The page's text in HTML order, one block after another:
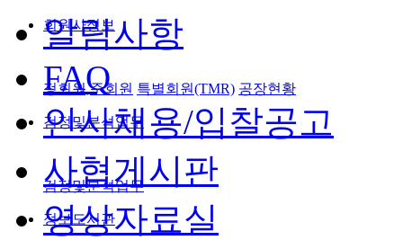
회원사정보
정회원,준회원 특별회원(TMR) 공장현황
검정및분석업무
검정및분석업무
정보도서관
알림사항
FAQ
인사채용/입찰공고
사협게시판
영상자료실